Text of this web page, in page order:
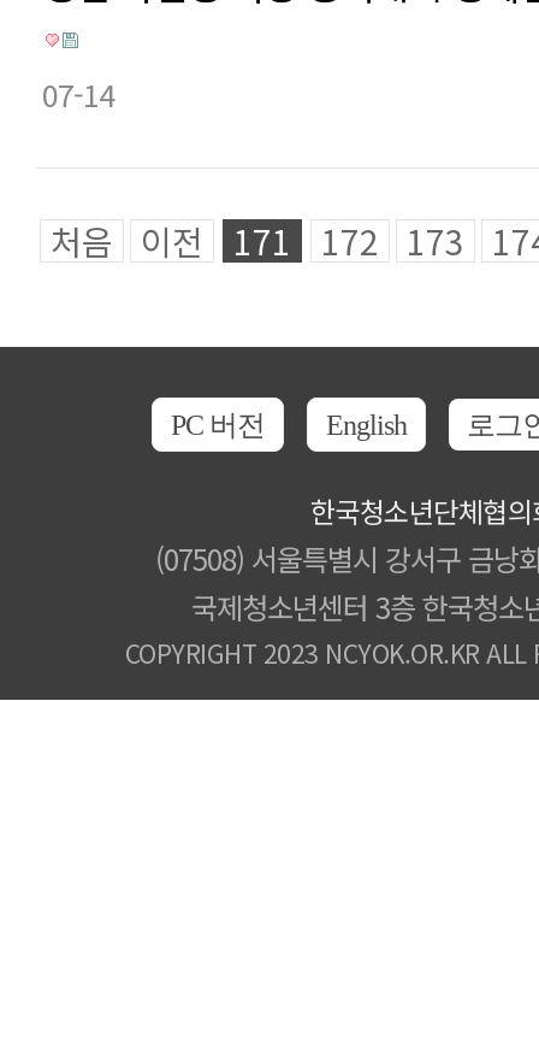
07-14
처음 이전 171 172 173
PC 버전 English 로그
한국청소년단체협
(07508) 서울특별시 강서구 금낭
국제청소년센터 3층 한국청소
COPYRIGHT 2023 NCYOK.OR.KR ALL